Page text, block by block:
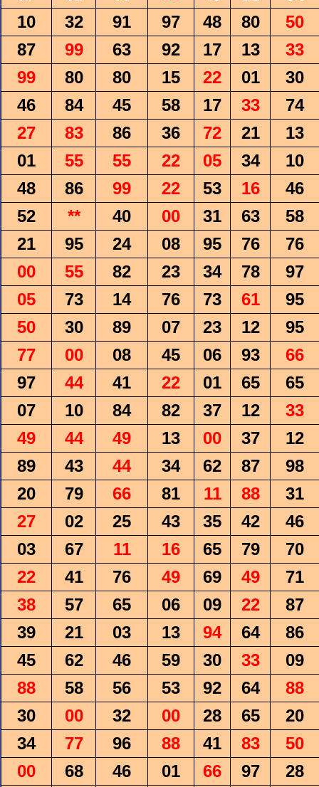
10
32 91 97 48 80
50
87
99 63 92 17 13
33
99
80 80 15 22 01
30
46
84 45 58 17 33
74
27
83 86 36 72 21
13
01
55 55 22 05 34
10
48
86 99 22 53 16
46
52
** 40 00 31 63
58
21
95 24 08 95 76
76
00
55 82 23 34 78
97
05
73 14 76 73 61
95
50
30 89 07 23 12
95
77
00 08 45 06 93
66
97
44 41 22 01 65
65
07
10 84 82 37 12
33
49
44 49 13 00 37
12
89
43 44 34 62 87
98
20
79 66 81 11 88
31
27
02 25 43 35 42
46
03
67 11 16 65 79
70
22
41 76 49 69 49
71
38
57 65 06 09 22
87
39
21 03 13 94 64
86
45
62 46 59 30 33
09
88
58 56 53 92 64
88
30
00 32 00 28 65
20
34
77 96 88 41 83
50
00
68 46 01 66 97
28